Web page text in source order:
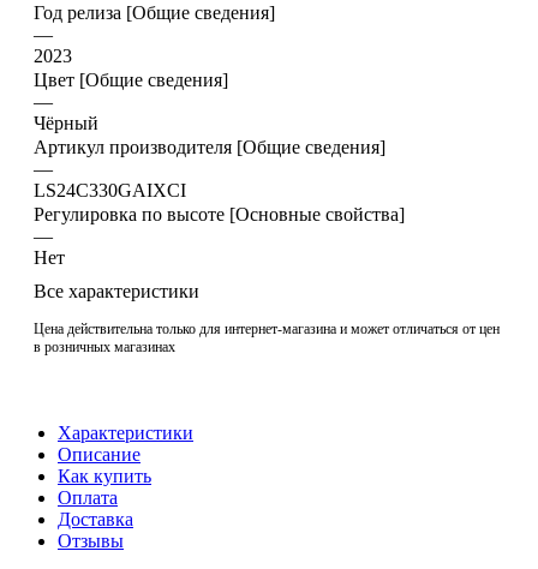
Год релиза [Общие сведения]
—
2023
Цвет [Общие сведения]
—
Чёрный
Артикул производителя [Общие сведения]
—
LS24C330GAIXCI
Регулировка по высоте [Основные свойства]
—
Нет
Все характеристики
Цена действительна только для интернет-магазина и может отличаться от цен
в розничных магазинах
Характеристики
Описание
Как купить
Оплата
Доставка
Отзывы